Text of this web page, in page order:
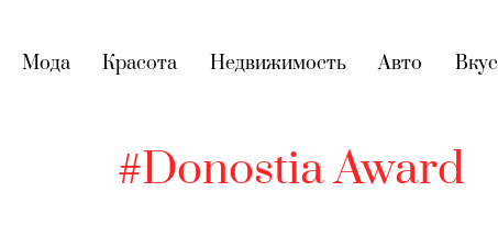
(current)
Мода(current)
Красота (current)
Недвижимость(current)
Авто (current)
Вкус
#Donostia Award